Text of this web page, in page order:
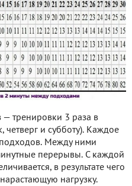
тренировки 3 раза в
и субботу). Каждое
подходов. Между ними
перерывы. С каждой
в результате чего
нагрузку.